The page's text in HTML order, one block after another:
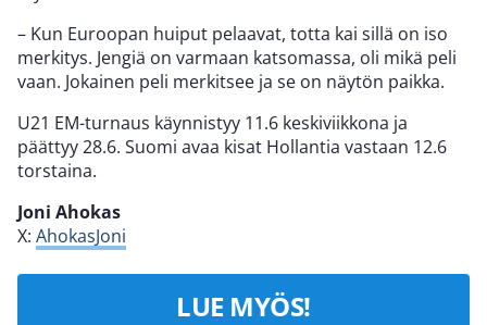
– Kun Euroopan huiput pelaavat, totta kai sillä on iso
merkitys. Jengiä on varmaan katsomassa, oli mikä peli
vaan. Jokainen peli merkitsee ja se on näytön paikka.
U21 EM-turnaus käynnistyy 11.6 keskiviikkona ja
päättyy 28.6. Suomi avaa kisat Hollantia vastaan 12.6
torstaina.
Joni Ahokas
X: AhokasJoni
LUE MYÖS!